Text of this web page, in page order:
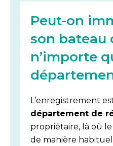
Peut-on
son bateau
n’importe
L’enregistrement
département de
propriétaire, là où
de manière